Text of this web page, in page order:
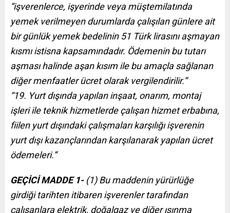
“işverenlerce, işyerinde veya müştemilatında
yemek verilmeyen durumlarda çalışılan günlere ait
bir günlük yemek bedelinin 51 Türk lirasını aşmayan
kısmı istisna kapsamındadır. Ödemenin bu tutarı
aşması halinde aşan kısım ile bu amaçla sağlanan
diğer menfaatler ücret olarak vergilendirilir.”
“19. Yurt dışında yapılan inşaat, onarım, montaj
işleri ile teknik hizmetlerde çalışan hizmet erbabına,
fiilen yurt dışındaki çalışmaları karşılığı işverenin
yurt dışı kazançlarından karşılanarak yapılan ücret
ödemeleri.”
GEÇİCİ MADDE 1-(1) Bu maddenin yürürlüğe
girdiği tarihten itibaren işverenler tarafından
çalışanlara elektrik, doğalgaz ve diğer ısınma